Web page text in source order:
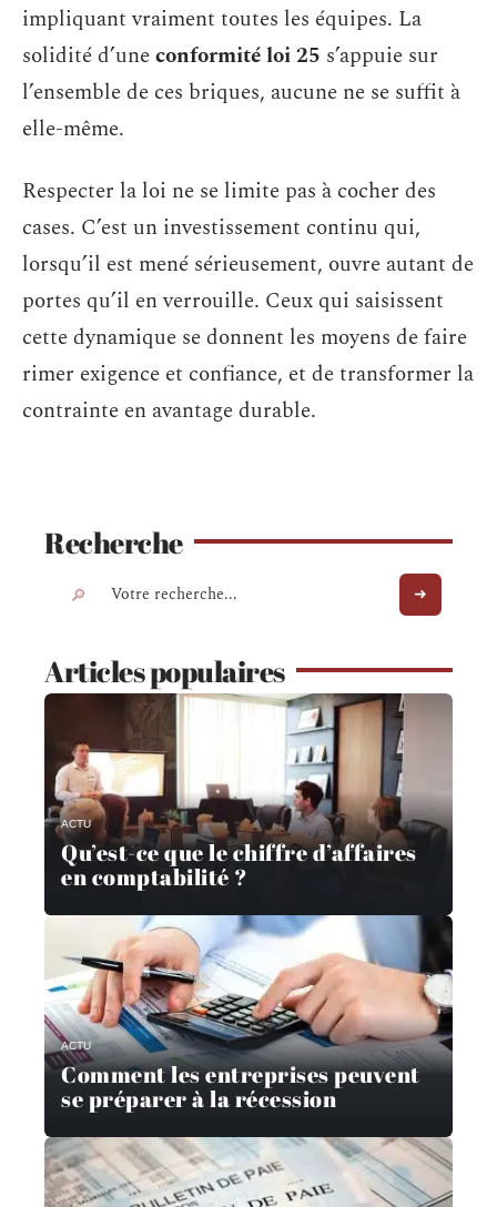
impliquant vraiment toutes les équipes. La
solidité d’uneconformité loi 25 s’appuie sur
l’ensemble de ces briques, aucune ne se suffit à
elle-même.
Respecter la loi ne se limite pas à cocher des
cases. C’est un investissement continu qui,
lorsqu’il est mené sérieusement, ouvre autant de
portes qu’il en verrouille. Ceux qui saisissent
cette dynamique se donnent les moyens de faire
rimer exigence et confiance, et de transformer la
contrainte en avantage durable.
Recherche
Articles populaires
ACTU
Qu’est-ce que le chiffre d’affaires
en comptabilité ?
ACTU
Comment les entreprises peuvent
se préparer à la récession